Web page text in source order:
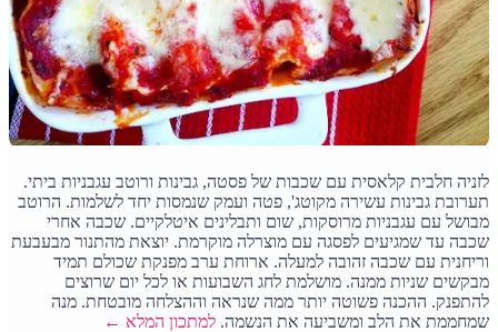
לזניה חלבית קלאסית עם שכבות של פסטה, גבינות ורוטב עגבניות ביתי.
תערובת גבינות עשירה מקוטג', פטה ועמק שנמסות יחד לשלמות. הרוטב
מבושל עם עגבניות מרוסקות, שום ותבלינים איטלקיים. שכבה אחרי
שכבה עד שמגיעים לפסגה עם מוצרלה מוקרמת. יוצאת מהתנור מבעבעת
וריחנית עם שכבה זהובה למעלה. ארוחת ערב מפנקת שכולם תמיד
מבקשים שניות ממנה. מושלמת לחג השבועות או לכל יום שרוצים
להתפנק. ההכנה פשוטה יותר ממה שנראה וההצלחה מובטחת. מנה
שמחממת את הלב ומשביעה את הנשמה.למתכון המלא ←